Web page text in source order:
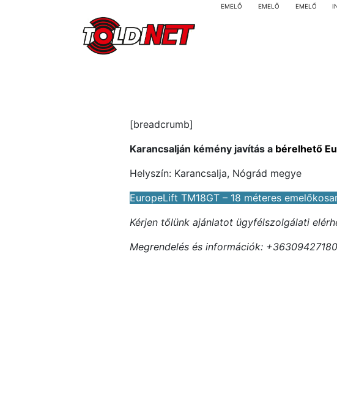
EMELŐ
EMELŐ
EMELŐ
[breadcrumb]
Karancsalján kémény javítás a bérelhető
Helyszín: Karancsalja, Nógrád megye
EuropeLift TM18GT – 18 méteres
Kérjen tőlünk ajánlatot ügyfélszolgálati
Megrendelés és információk: